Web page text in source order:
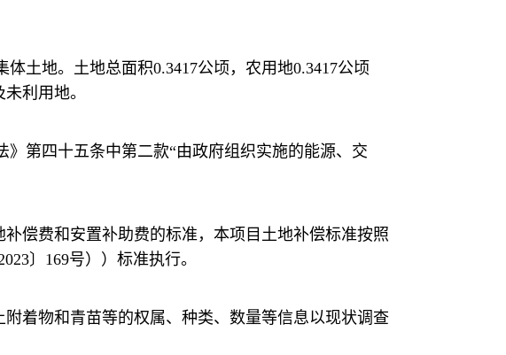
土地。土地总面积0.3417公顷，农用地0.3417公顷
利用地。
第四十五条中第二款“由政府组织实施的能源、交
偿费和安置补助费的标准，本项目土地补偿标准按照
〕169号））标准执行。
着物和青苗等的权属、种类、数量等信息以现状调查